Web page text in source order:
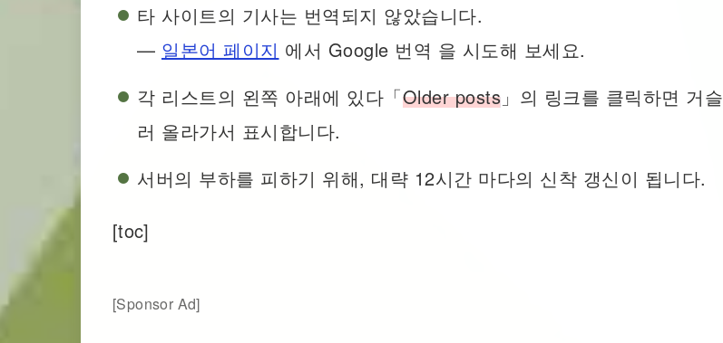
타 사이트의 기사는 번역되지 않았습니다.
— 일본어 페이지 에서 Google 번역 을 시도해 보세요.
각 리스트의 왼쪽 아래에 있다「Older posts 」의 링크를 클릭하면 거슬
러 올라가서 표시합니다.
서버의 부하를 피하기 위해, 대략 12시간 마다의 신착 갱신이 됩니다.
[toc]
[Sponsor Ad]